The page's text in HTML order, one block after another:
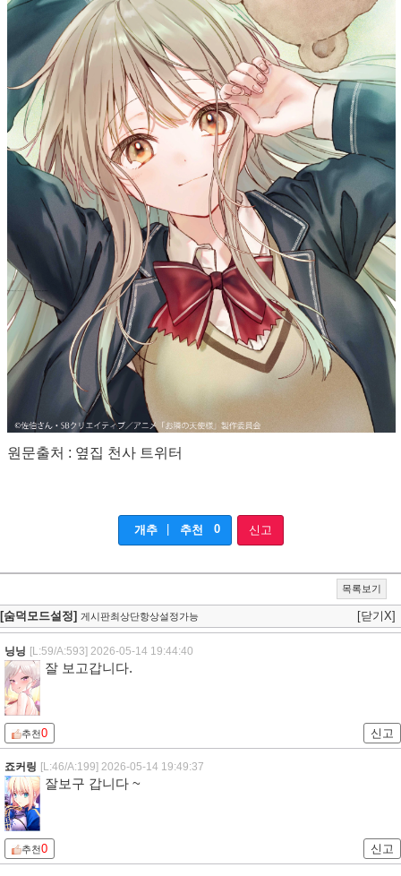
원문출처 : 옆집 천사 트위터
개추 추천 0 신고
목록보기
[숨덕모드설정] 게시판최상단항상설정가능 [닫기X]
닝닝 [L:59/A:593] 2026-05-14 19:44:40
잘 보고갑니다.
추천0 신고
죠커링 [L:46/A:199] 2026-05-14 19:49:37
잘보구 갑니다 ~
추천0 신고